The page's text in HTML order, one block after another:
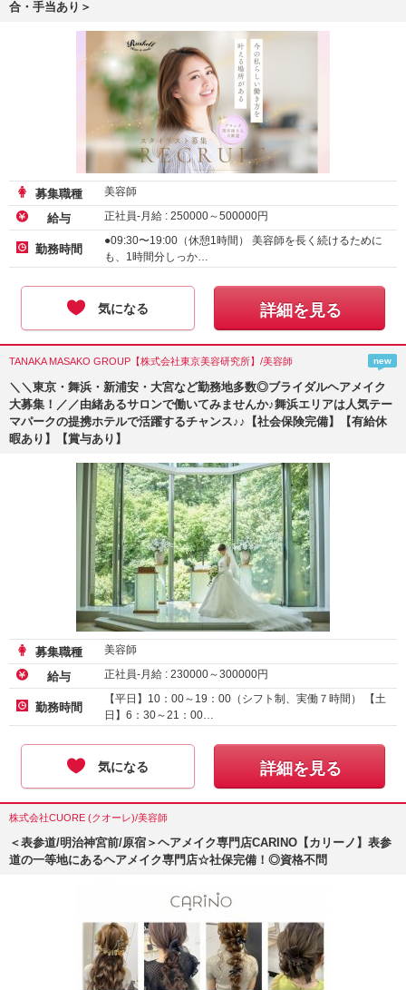
合・手当あり＞
募集職種 美容師
給与 正社員-月給 : 250000～500000円
勤務時間
●09:30〜19:00（休憩1時間） 美容師を長く続けるために
も、1時間分しっか…
気になる 詳細を見る
TANAKA MASAKO GROUP【株式会社東京美容研究所】/美容師 new
＼＼東京・舞浜・新浦安・大宮など勤務地多数◎ブライダルヘアメイク
大募集！／／由緒あるサロンで働いてみませんか♪舞浜エリアは人気テー
マパークの提携ホテルで活躍するチャンス♪♪【社会保険完備】【有給休
暇あり】【賞与あり】
募集職種 美容師
給与 正社員-月給 : 230000～300000円
勤務時間
【平日】10：00～19：00（シフト制、実働７時間） 【土
日】6：30～21：00…
気になる 詳細を見る
株式会社CUORE (クオーレ)/美容師
＜表参道/明治神宮前/原宿＞ヘアメイク専門店CARINO【カリーノ】表参
道の一等地にあるヘアメイク専門店☆社保完備！◎資格不問